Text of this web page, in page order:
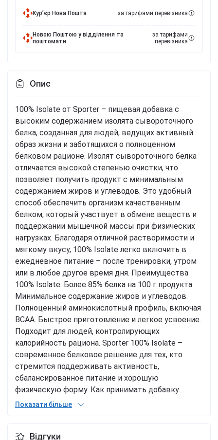
Курʼєр Нова Пошта за тарифами перевізника
Новою Поштою у відділення та
поштомати
за тарифами
перевізника
Опис
100% Isolate от Sporter – пищевая добавка с
высоким содержанием изолята сывороточного
белка, созданная для людей, ведущих активный
образ жизни и заботящихся о полноценном
белковом рационе. Изолят сывороточного белка
отличается высокой степенью очистки, что
позволяет получить продукт с минимальным
содержанием жиров и углеводов. Это удобный
способ обеспечить организм качественным
белком, который участвует в обмене веществ и
поддержании мышечной массы при физических
нагрузках. Благодаря отличной растворимости и
мягкому вкусу, 100% Isolate легко включить в
ежедневное питание – после тренировки, утром
или в любое другое время дня. Преимущества
100% Isolate: Более 85% белка на 100 г продукта.
Минимальное содержание жиров и углеводов.
Полноценный аминокислотный профиль, включая
BCAA. Быстрое приготовление и легкое усвоение.
Подходит для людей, контролирующих
калорийность рациона. Sporter 100% Isolate –
современное белковое решение для тех, кто
стремится поддерживать активность,
сбалансированное питание и хорошую
физическую форму. Как принимать добавку
Смешайте одну порцию (1 мерная ложка - 30 г) с
Пищевая ценность 30 г 100 г Энергетическая
Показати більше
Відгуки